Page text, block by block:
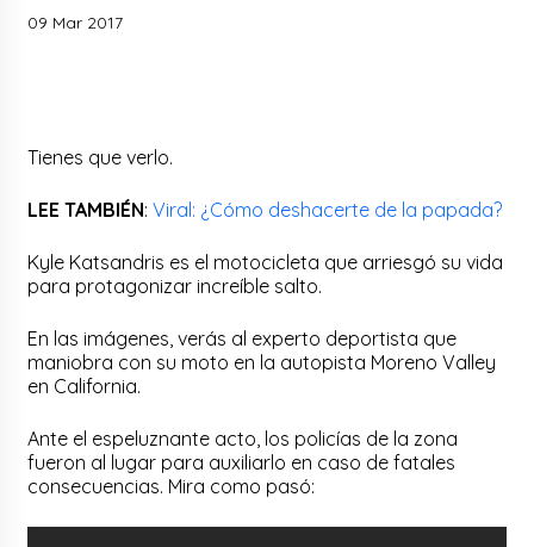
09 Mar 2017
Tienes que verlo.
LEE TAMBIÉN:Viral: ¿Cómo deshacerte de la papada?
Kyle Katsandris es el motocicleta que arriesgó su vida
para protagonizar increíble salto.
En las imágenes, verás al experto deportista que
maniobra con su moto en la autopista Moreno Valley
en California.
Ante el espeluznante acto, los policías de la zona
fueron al lugar para auxiliarlo en caso de fatales
consecuencias. Mira como pasó: